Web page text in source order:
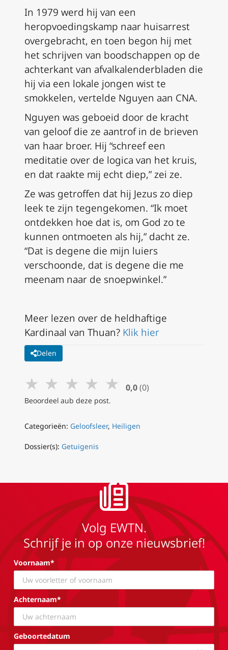
In 1979 werd hij van een
heropvoedingskamp naar huisarrest
overgebracht, en toen begon hij met
het schrijven van boodschappen op de
achterkant van afvalkalenderbladen die
hij via een lokale jongen wist te
smokkelen, vertelde Nguyen aan CNA.
Nguyen was geboeid door de kracht
van geloof die ze aantrof in de brieven
van haar broer. Hij “schreef een
meditatie over de logica van het kruis,
en dat raakte mij echt diep,” zei ze.
Ze was getroffen dat hij Jezus zo diep
leek te zijn tegengekomen. “Ik moet
ontdekken hoe dat is, om God zo te
kunnen ontmoeten als hij,” dacht ze.
“Dat is degene die mijn luiers
verschoonde, dat is degene die me
meenam naar de snoepwinkel.”
Meer lezen over de heldhaftige
Kardinaal van Thuan? Klik hier
Delen
★ ★ ★ ★ ★ 0,0 (0)
Beoordeel aub deze post.
Categorieën: Geloofsleer, Heiligen
Dossier(s): Getuigenis
Volg EWTN.
Schrijf je in op onze nieuwsbrief!
Voornaam*
Achternaam*
Geboortedatum